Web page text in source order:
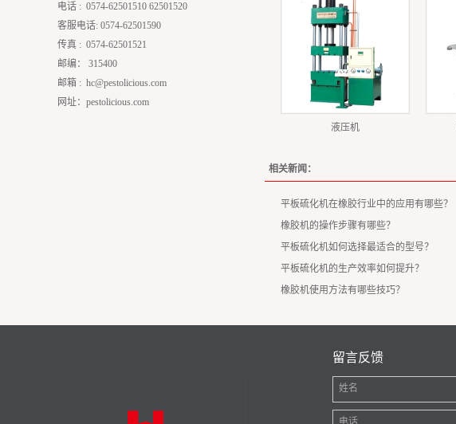
电话 : 0574-62501510 62501520
客服电话: 0574-62501590
传真 : 0574-62501521
邮编： 315400
邮箱 : hc@pestolicious.com
网址：pestolicious.com
液压机
相关新闻：
平板硫化机在橡胶行业中的应用有哪些？
橡胶机的操作步骤有哪些？
平板硫化机如何选择最适合的型号？
平板硫化机的生产效率如何提升？
橡胶机使用方法有哪些技巧？
留言反馈
姓名
电话